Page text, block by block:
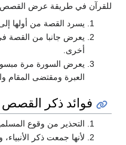
للقرآن في طريقة عرض القصص
يسرد القصة من أولها
يعرض جانبا من القصة
أخرى.
يعرض السورة مرة
العبرة ومقتضى المقام
فوائد ذكر
التحذير من وقوع
لأنها جمعت ذكر